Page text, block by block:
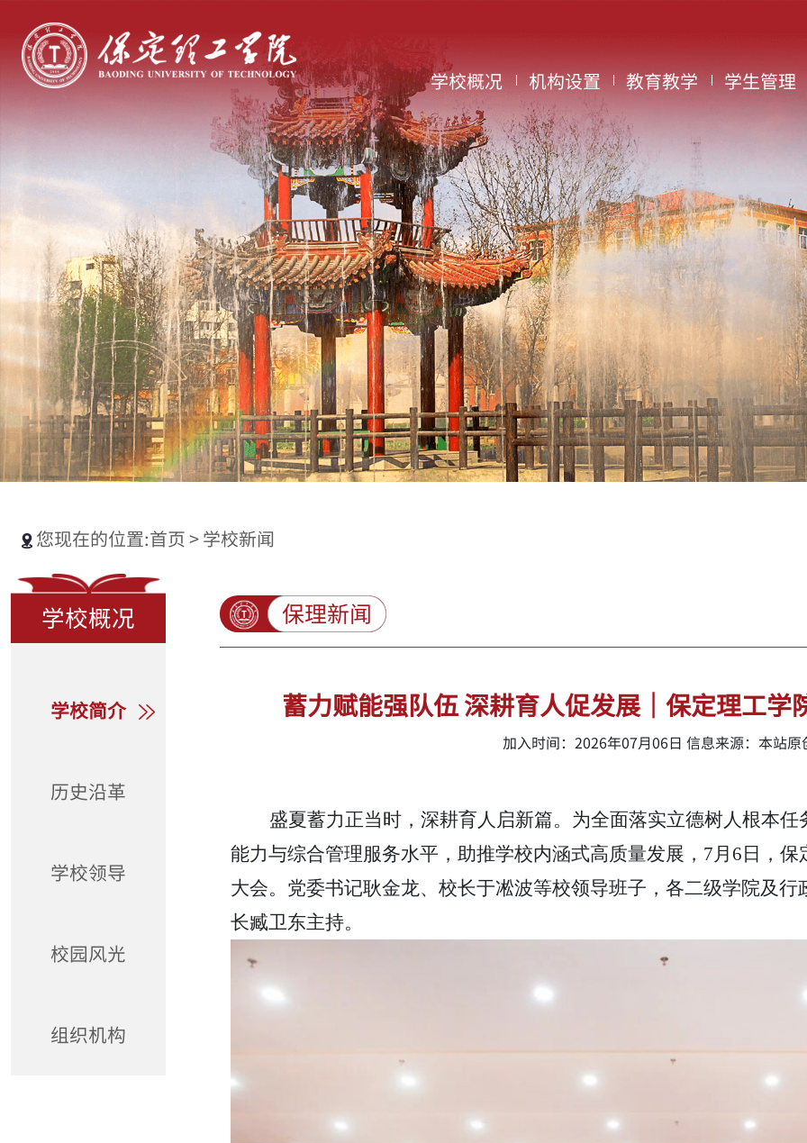
学校概况 机构设置 教育教学 学生管理
您现在的位置:首页 > 学校新闻
学校概况
学校简介
历史沿革
学校领导
校园风光
组织机构
保理新闻
蓄力赋能强队伍 深耕育人促发展｜保定理工学
加入时间：2026年07月06日 信息来源：本站
盛夏蓄力正当时，深耕育人启新篇。为全面落实立德树人根本
能力与综合管理服务水平，助推学校内涵式高质量发展， 7月6日，保
大会。党委书记耿金龙、校长于凇波等校领导班子，各二级学院及
长臧卫东主持。